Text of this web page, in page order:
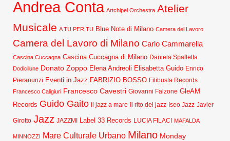
Andrea Conta Artchipel Orchestra Atelier
Musicale A TU PER TU Blue Note di Milano Camera del Lavoro
Camera del Lavoro di Milano Carlo Cammarella
Cascina Cuccagna Cascina Cuccagna di Milano Daniela Spalletta
Dodicilune Donato Zoppo Elena Andreoli Elisabetta Guido Enrico
Pieranunzi Eventi in Jazz FABRIZIO BOSSO Filibusta Records
Francesco Caligiuri Francesco Cavestri Giovanni Falzone GleAM
Records Guido Gaito il jazz a mare Il rito del jazz Iseo Jazz Javier
Girotto Jazz JAZZMI Label 33 Records LUCIA FILACI MAFALDA
MINNOZZI Mare Culturale Urbano Milano Monday